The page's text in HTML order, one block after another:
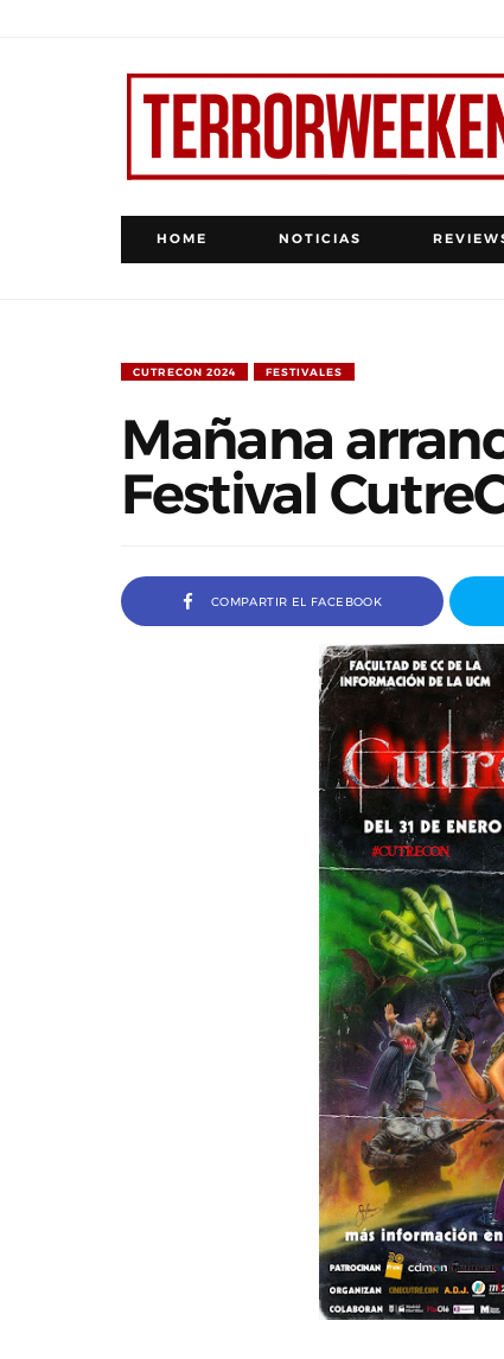
HOME NOTICIAS
CUTRECON 2024 FESTIVALES
Mañana
Festival
COMPARTIR EL FACEBOOK
Entrevista a Ivana Baquero, premio
Serial Killer en el Sombra Madrid 2026